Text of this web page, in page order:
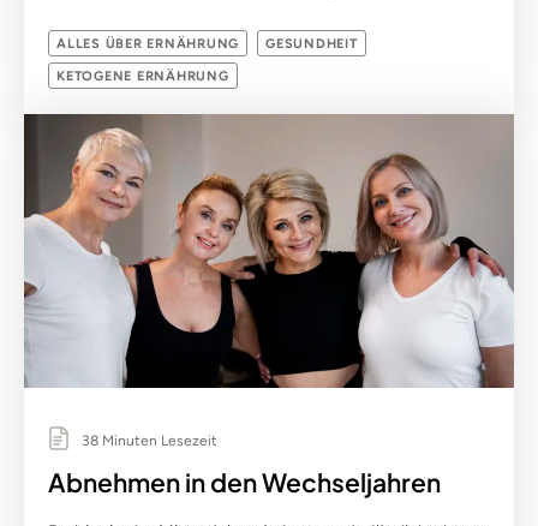
ALLES ÜBER ERNÄHRUNG GESUNDHEIT
KETOGENE ERNÄHRUNG
38 Minuten Lesezeit
Abnehmen in den Wechseljahren